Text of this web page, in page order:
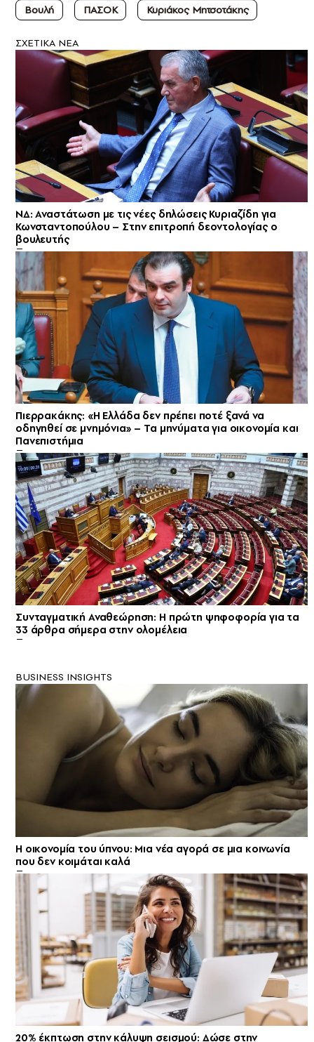
Βουλή
ΠΑΣΟΚ Κυριάκος Μητσοτάκης
ΣXETIKA NEA
ΝΔ: Αναστάτωση με τις νέες δηλώσεις Κυριαζίδη για
Κωνσταντοπούλου – Στην επιτροπή δεοντολογίας ο
βουλευτής
Πιερρακάκης: «Η Ελλάδα δεν πρέπει ποτέ ξανά να
οδηγηθεί σε μνημόνια» – Τα μηνύματα για οικονομία και
Πανεπιστήμια
Συνταγματική Αναθεώρηση: Η πρώτη ψηφοφορία για τα
33 άρθρα σήμερα στην ολομέλεια
BUSINESS INSIGHTS
Η οικονομία του ύπνου: Μια νέα αγορά σε μια κοινωνία
που δεν κοιμάται καλά
20% έκπτωση στην κάλυψη σεισμού: Δώσε στην